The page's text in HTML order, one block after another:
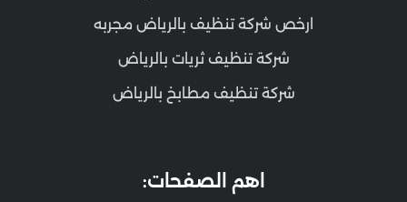
ارخص شركة تنظيف بالرياض مجربه
شركة تنظيف ثريات بالرياض
شركة تنظيف مطابخ بالرياض
اهم الصفحات: